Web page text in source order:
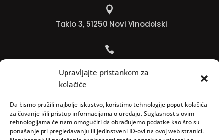
Upravljajte pristankom za
kolačiće
Da bismo pružili najbolje iskustvo, koristimo tehnologije poput kolačića
za čuvanje i/ili pristup informacijama o uređaju. Suglasnost s ovim
tehnologijama će nam omogućiti da obrađujemo podatke kao što su
ponašanje pri pregledavanju ili jedinstveni ID-ovi na ovoj web stranici.

Taklo 3, 51250 Novi Vinodolski

Jadranko +385 91 501 4218
